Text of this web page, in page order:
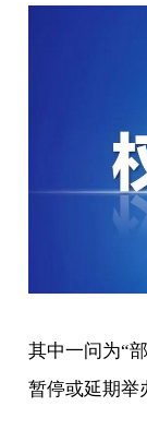
其中一问为“
暂停或延期举